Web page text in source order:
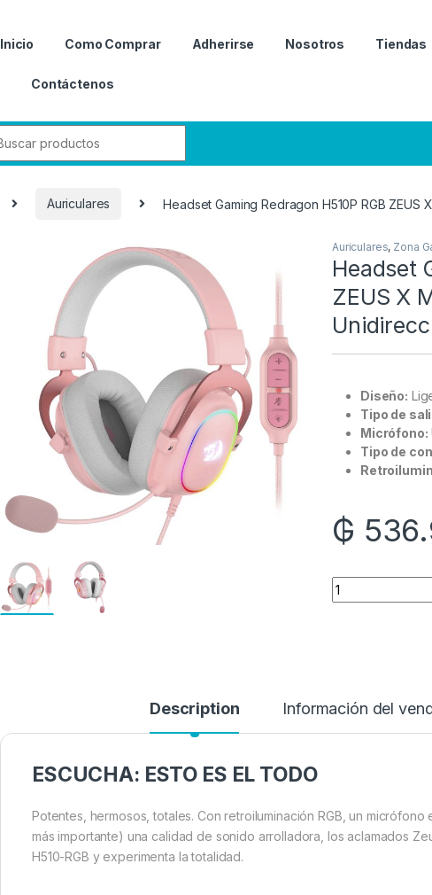
Inicio Como Comprar Adherirse Nosotros Tiendas
Contáctenos
Auriculares Headset Gaming Redragon H510P RGB
Auriculares, Zona
Headset
ZEUS X
Diseño:
Tipo de
Micrófono:
Tipo de
₲
Quantity
Description Información del
ESCUCHA: ESTO ES EL TODO
Potentes, hermosos, totales. Con retroiluminación RGB, un
más importante) una calidad de sonido arrolladora, los aclamados
H510-RGB y experimenta la totalidad.